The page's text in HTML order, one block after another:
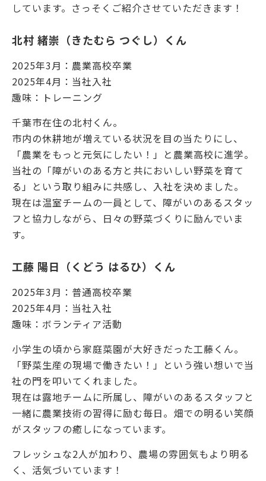
しています。さっそくご紹介させていただきます！
北村 緒崇（きたむら つぐし）くん
2025年3月：農業高校卒業
2025年4月：当社入社
趣味：トレーニング
千葉市在住の北村くん。
市内の休耕地が増えている状況を目の当たりにし、
「農業をもっと元気にしたい！」と農業高校に進学。
当社の「障がいのある方と共においしい野菜を育て
る」という取り組みに共感し、入社を決めました。
現在は温室チームの一員として、障がいのあるスタッ
フと協力しながら、日々の野菜づくりに励んでいま
す。
工藤 陽日（くどう はるひ）くん
2025年3月：普通高校卒業
2025年4月：当社入社
趣味：ボランティア活動
小学生の頃から家庭菜園が大好きだった工藤くん。
「野菜生産の現場で働きたい！」という強い想いで当
社の門を叩いてくれました。
現在は露地チームに所属し、障がいのあるスタッフと
一緒に農業技術の習得に励む毎日。畑での明るい笑顔
がスタッフの癒しになっています。
フレッシュな2人が加わり、農場の雰囲気もより明る
く、活気づいています！